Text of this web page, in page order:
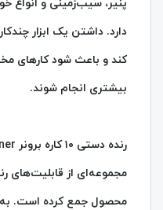
پنیر، سیب‌زمینی و انواع
دارد. داشتن یک ابزار
کند و باعث شود کارهای
بیشتری انجام شوند.
مجموعه‌ای از قابلیت‌های
محصول جمع کرده است. به